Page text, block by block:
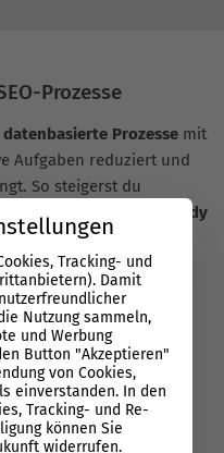
Prozesse
datenbasierte Prozesse mit
Aufgaben reduziert und
So steigerst du
dein Team
SEO-ready
Go-live
Tracking- und
Damit
Nutzung sammeln,
und Werbung
Button "Akzeptieren"
von Cookies,
einverstanden. In den
Tracking- und Re-
können Sie
widerrufen.